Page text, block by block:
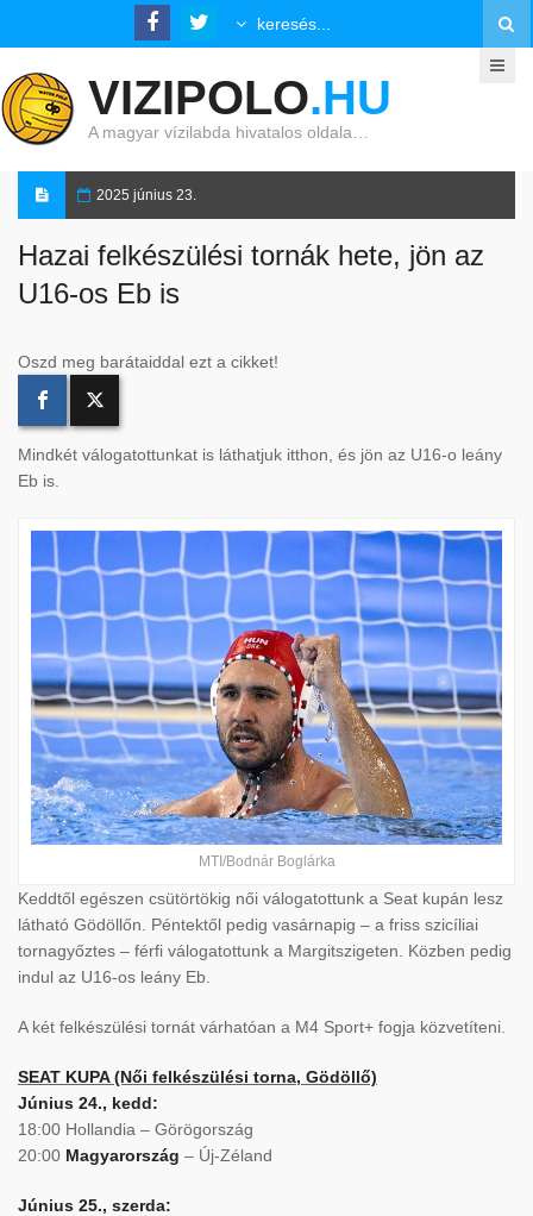
VIZIPOLO.HU
A magyar vízilabda hivatalos oldala…
2025 június 23.
Hazai felkészülési tornák hete, jön az
U16-os Eb is
Oszd meg barátaiddal ezt a cikket!
Mindkét válogatottunkat is láthatjuk itthon, és jön az U16-o leány
Eb is.
MTI/Bodnár Boglárka
Keddtől egészen csütörtökig női válogatottunk a Seat kupán lesz
látható Gödöllőn. Péntektől pedig vasárnapig – a friss szicíliai
tornagyőztes – férfi válogatottunk a Margitszigeten. Közben pedig
indul az U16-os leány Eb.
A két felkészülési tornát várhatóan a M4 Sport+ fogja közvetíteni.
SEAT KUPA (Női felkészülési torna, Gödöllő)
Június 24., kedd:
18:00 Hollandia – Görögország
20:00 Magyarország – Új-Zéland
Június 25., szerda: